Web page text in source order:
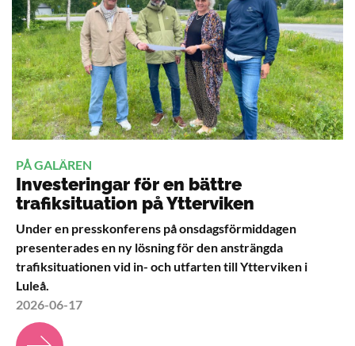
PÅ GALÄREN
Investeringar för en bättre
trafiksituation på Ytterviken
Under en presskonferens på onsdagsförmiddagen
presenterades en ny lösning för den ansträngda
trafiksituationen vid in- och utfarten till Ytterviken i
Luleå.
2026-06-17